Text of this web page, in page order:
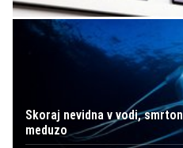
Skoraj nevidna v vodi,
meduzo